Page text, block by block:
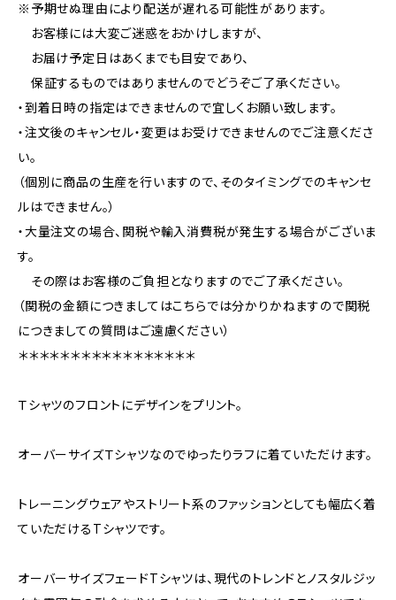
※予期せぬ理由により配送が遅れる可能性があります。
お客様には大変ご迷惑をおかけしますが、
お届け予定日はあくまでも目安であり、
保証するものではありませんのでどうぞご了承ください。
・到着日時の指定はできませんので宜しくお願い致します。
・注文後のキャンセル・変更はお受けできませんのでご注意くださ
い。
（個別に商品の生産を行いますので、そのタイミングでのキャンセ
ルはできません。）
・大量注文の場合、関税や輸入消費税が発生する場合がございま
す。
その際はお客様のご負担となりますのでご了承ください。
（関税の金額につきましてはこちらでは分かりかねますので関税
につきましての質問はご遠慮ください）
＊＊＊＊＊＊＊＊＊＊＊＊＊＊＊＊＊
Ｔシャツのフロントにデザインをプリント。
オーバーサイズＴシャツなのでゆったりラフに着ていただけます。
トレーニングウェアやストリート系のファッションとしても幅広く着
ていただけるTシャツです。
オーバーサイズフェードTシャツは、現代のトレンドとノスタルジッ